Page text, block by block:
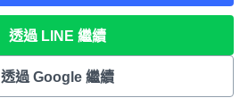
透過 LINE 繼續
透過 Google 繼續